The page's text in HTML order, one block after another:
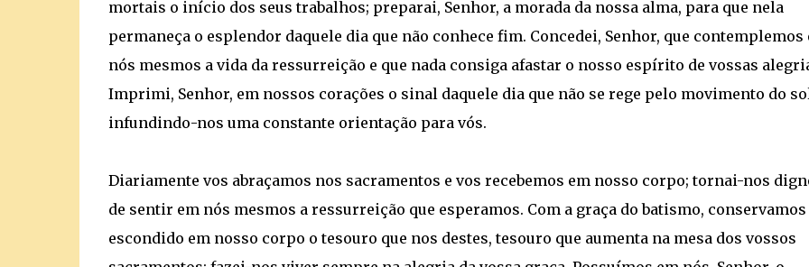
mortais o início dos seus trabalhos; preparai, Senhor, a morada da nossa alma, para que nela
permaneça o esplendor daquele dia que não conhece fim. Concedei, Senhor, que contemplemos
nós mesmos a vida da ressurreição e que nada consiga afastar o nosso espírito de vossas
Imprimi, Senhor, em nossos corações o sinal daquele dia que não se rege pelo movimento do
infundindo-nos uma constante orientação para vós.
Diariamente vos abraçamos nos sacramentos e vos recebemos em nosso corpo; tornai-nos
de sentir em nós mesmos a ressurreição que esperamos. Com a graça do batismo, conservamos
escondido em nosso corpo o tesouro que nos destes, tesouro que aumenta na mesa dos vossos